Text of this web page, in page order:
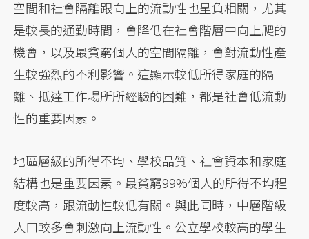
空間和社會隔離跟向上的流動性也呈負相關，尤其
是較長的通勤時間，會降低在社會階層中向上爬的
機會，以及最貧窮個人的空間隔離，會對流動性產
生較強烈的不利影響。這顯示較低所得家庭的隔
離、抵達工作場所所經驗的困難，都是社會低流動
性的重要因素。
地區層級的所得不均、學校品質、社會資本和家庭
結構也是重要因素。最貧窮99%個人的所得不均程
度較高，跟流動性較低有關。與此同時，中層階級
人口較多會刺激向上流動性。公立學校較高的學生